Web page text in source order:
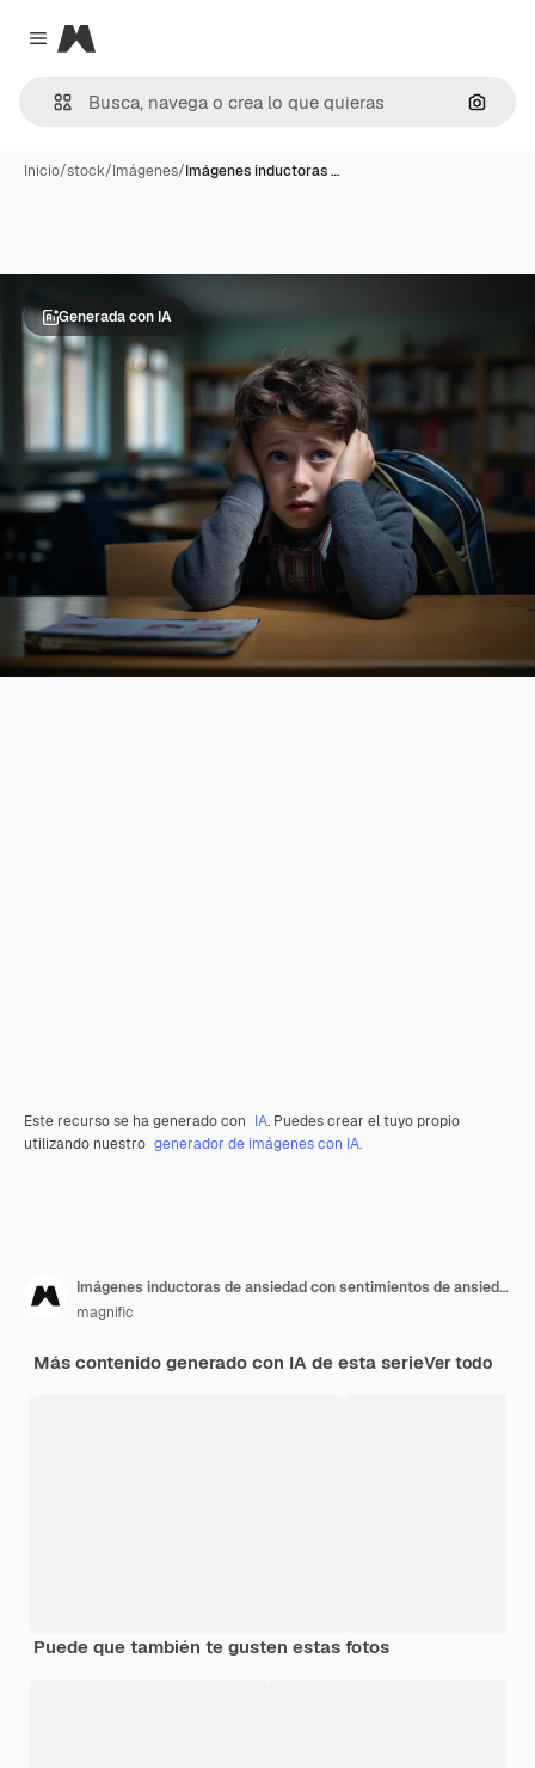
Close menu
Magnific
Inicio/stock/Imágenes/Imágenes inductoras …
Generada con IA
Este recurso se ha generado con IA. Puedes crear el tuyo propio
utilizando nuestro generador de imágenes con IA.
Imágenes inductoras de ansiedad con sentimientos de ansiedad
magnific
Más contenido generado con IA de esta serieVer todo
Puede que también te gusten estas fotos